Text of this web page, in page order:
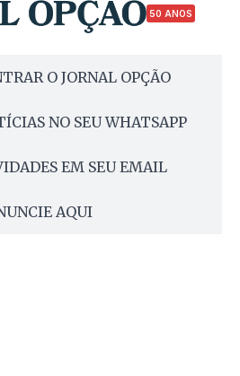
50 ANOS
O JORNAL OPÇÃO
NO SEU WHATSAPP
EM SEU EMAIL
AQUI